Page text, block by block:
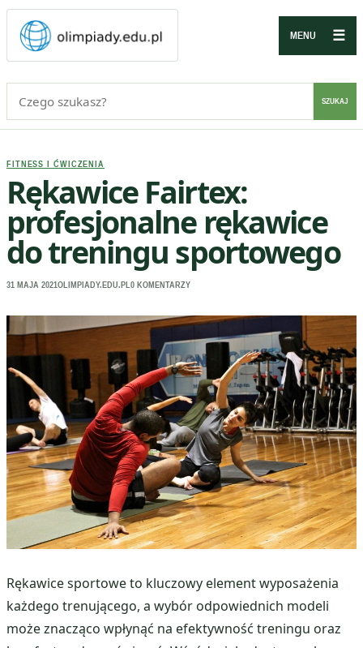
MENU ☰
SZUKAJ
FITNESS I ĆWICZENIA
Rękawice Fairtex:
profesjonalne rękawice
do treningu sportowego
31 MAJA 2021 OLIMPIADY.EDU.PL 0 KOMENTARZY
Rękawice sportowe to kluczowy element wyposażenia
każdego trenującego, a wybór odpowiednich modeli
może znacząco wpłynąć na efektywność treningu oraz